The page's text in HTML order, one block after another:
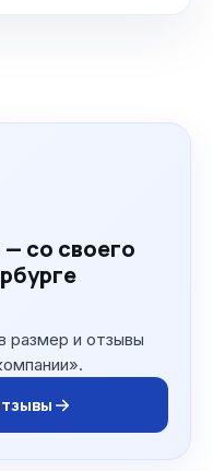
со своего
размер и отзывы